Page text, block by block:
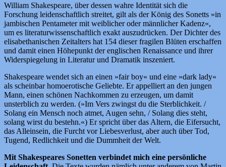
William Shakespeare, über dessen wahre Identität sich die
Forschung leidenschaftlich streitet, gilt als der König des Sonetts »in
jambischen Pentameter mit weiblicher oder männlicher Kadenz«,
um es literaturwissenschaftlich exakt auszudrücken. Der Dichter des
elisabethanischen Zeitalters hat 154 dieser fragilen Blüten erschaffen
und damit einen Höhepunkt der englischen Renaissance und ihrer
Widerspiegelung in Literatur und Dramatik inszeniert.
Shakespeare wendet sich an einen »fair boy« und eine »dark lady«
als scheinbar homoerotische Geliebte. Er appelliert an den jungen
Mann, einen schönen Nachkommen zu erzeugen, um damit
unsterblich zu werden. (»Im Vers zwingst du die Sterblichkeit. /
Solang ein Mensch noch atmet, Augen sehn, / Solang dies steht,
solang wirst du bestehn.«) Er spricht über das Altern, die Eifersucht,
das Alleinsein, die Furcht vor Liebesverlust, aber auch über Tod,
Tugend, Redlichkeit und die Dummheit der Welt.
Mit Shakespeares Sonetten verbindet mich eine persönliche